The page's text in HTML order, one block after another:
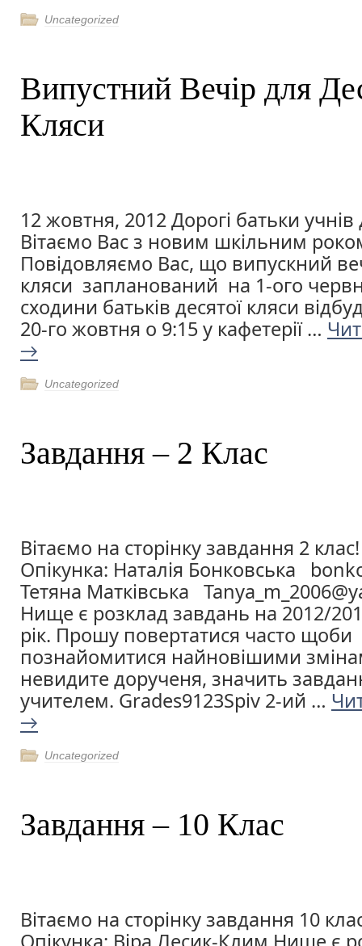
Uncategorized
Випустний Вечір для
Кляси
12 жовтня, 2012 Дорогі батьки учнів
Вітаємо Вас з новим шкільним
Повідовляємо Вас, що випускний
кляси запланований на 1-ого
сходини батьків десятої кляси
20-го жовтня о 9:15 у кафетерії …
→
Uncategorized
Завдання – 2 Клас
Вітаємо на сторінку завдання 2
Опікунка: Наталія Бонковська
Тетяна Матківська
Нище є розклад завдань на 2012/
рік. Прошу повертатися часто щоби
познайомитися найновішими
невидите дорученя, значить
учителем. Grades9123Spiv 2-ий …
→
Uncategorized
Завдання – 10 Клас
Вітаємо на сторінку завдання 10